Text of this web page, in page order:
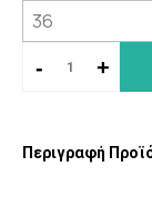
- +
Περιγραφή